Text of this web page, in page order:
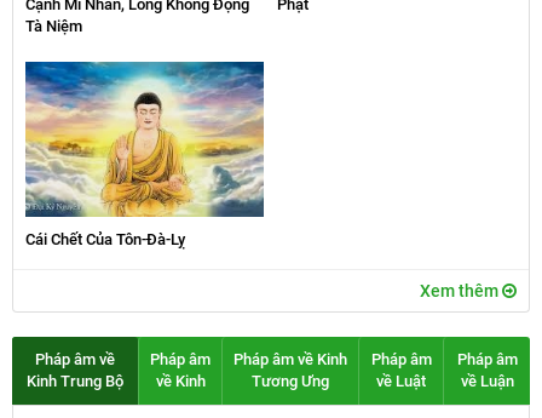
Cạnh Mĩ Nhân, Lòng Không Động
Tà Niệm
Phật
Cái Chết Của Tôn-Đà-Lỵ
Xem thêm
Pháp âm về
Kinh Trung Bộ
Pháp âm
về Kinh
Pháp âm về Kinh
Tương Ưng
Pháp âm
về Luật
Pháp âm
về Luận